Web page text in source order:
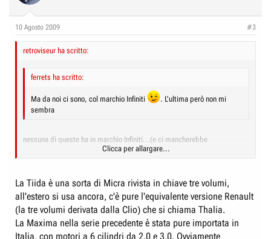
10 Agosto 2009 #3
retroviseur ha scritto:
ferrets ha scritto:
Ma da noi ci sono, col marchio Infiniti
. L'ultima però non mi
sembra
nessuna di queste ha in marchio Infiniti...(e ci mancherebbe
aggiungo...guarda la "tiida"... :? che sembra un patchwork mal riuscito
La Maxima invece, secondo me non è male dal vero, è originale e ha
un'aria decisamente contemporanea e dinamica, anche se non è un
esempio di pulizia di linee. Per il resto non mi sembra che ci perdiamo
molto
Clicca per allargare...
La Tiida è una sorta di Micra rivista in chiave tre volumi,
all'estero si usa ancora, c'è pure l'equivalente versione Renault
(la tre volumi derivata dalla Clio) che si chiama Thalia.
La Maxima nella serie precedente è stata pure importata in
Italia, con motori a 6 cilindri da 2.0 e 3.0. Ovviamente